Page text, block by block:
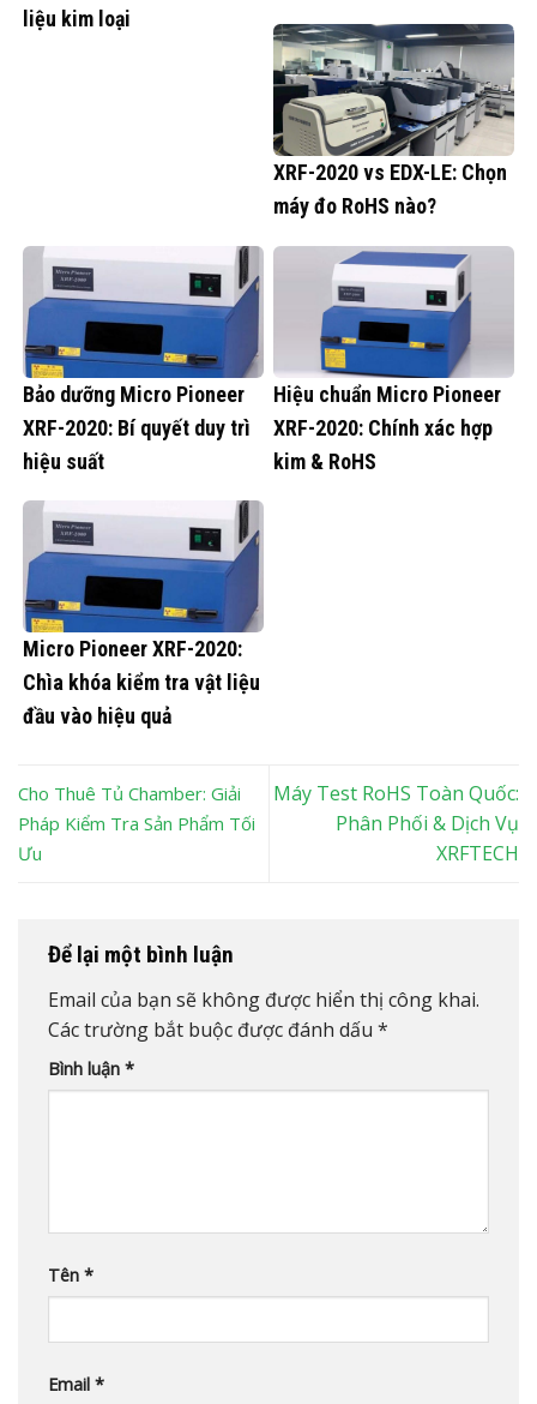
liệu kim loại
XRF-2020 vs EDX-LE: Chọn
máy đo RoHS nào?
Bảo dưỡng Micro Pioneer
XRF-2020: Bí quyết duy trì
hiệu suất
Hiệu chuẩn Micro Pioneer
XRF-2020: Chính xác hợp
kim & RoHS
Micro Pioneer XRF-2020:
Chìa khóa kiểm tra vật liệu
đầu vào hiệu quả
Cho Thuê Tủ Chamber: Giải
Pháp Kiểm Tra Sản Phẩm Tối
Ưu
Máy Test RoHS Toàn Quốc:
Phân Phối & Dịch Vụ
XRFTECH
Để lại một bình luận
Email của bạn sẽ không được hiển thị công khai.
Các trường bắt buộc được đánh dấu *
Bình luận *
Tên *
Email *